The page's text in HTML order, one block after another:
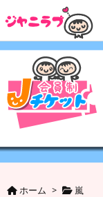
ホーム > 嵐